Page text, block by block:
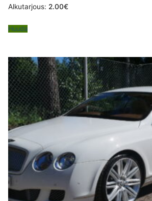
Alkutarjous: 2.00€
Huuda